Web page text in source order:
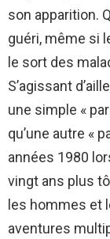
son apparition.
guéri, même si
le sort des
S’agissant
une simple «
qu’une autre «
années 1980
vingt ans plus
les hommes et
aventures